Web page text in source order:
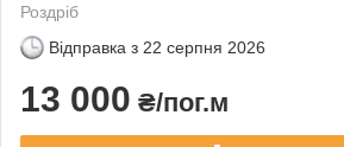
Роздріб
Відправка з 22 серпня 2026
13 000 ₴/пог.м